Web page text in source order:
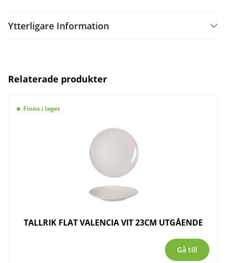
Ytterligare Information
Relaterade produkter
Finns i lager
TALLRIK FLAT VALENCIA VIT 23CM UTGÅENDE
Gå till